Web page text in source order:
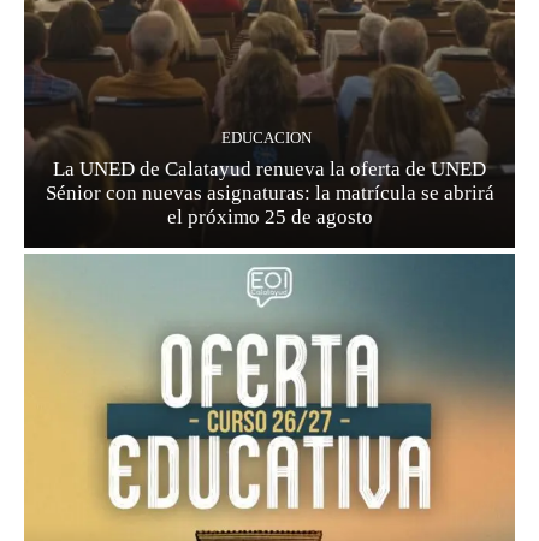
EDUCACION
La UNED de Calatayud renueva la oferta de UNED
Sénior con nuevas asignaturas: la matrícula se abrirá
el próximo 25 de agosto